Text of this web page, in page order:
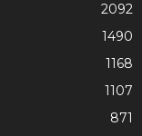
2092
1490
1168
1107
871